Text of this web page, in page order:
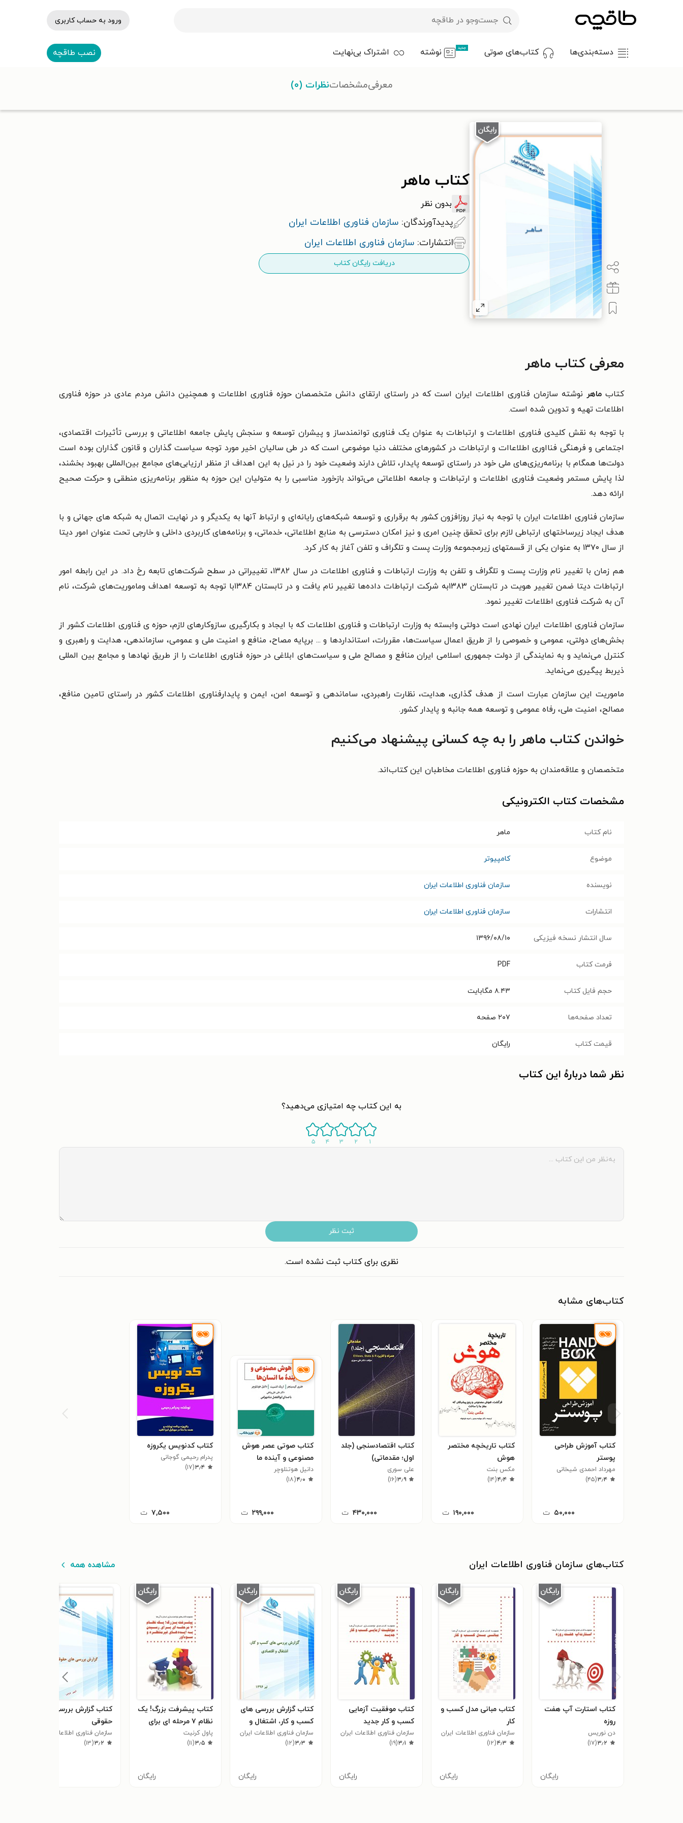
ورود به حساب کاربری
دسته‌بندی‌ها کتاب‌های صوتی جدید نوشته اشتراک بی‌نهایت نصب طاقچه
کتاب ماهر
بدون نظر
پدیدآورندگان: سازمان فناوری اطلاعات ایران
انتشارات: سازمان فناوری اطلاعات ایران
دریافت رایگان کتاب
معرفیمشخصاتنظرات (۰)
معرفی کتاب ماهر
کتابماهر نوشته سازمان فناوری اطلاعات ایران است که در راستای ارتقای دانش متخصصان حوزه فناوری اطلاعات و همچنین دانش مردم عادی در حوزه فناوری
اطلاعات تهیه و تدوین شده است.
با توجه به نقش کلیدی فناوری اطلاعات و ارتباطات به عنوان یک فناوری توانمندساز و پیشران توسعه و سنجش پایش جامعه اطلاعاتی و بررسی تأثیرات اقتصادی،
اجتماعی و فرهنگی فنااوری اطلاعاات و ارتباطات در کشورهای مختلف دنیا موضوعی است که در طی سالیان اخیر مورد توجه سیاست گذاران و قانون گذاران بوده است
دولت‌ها همگام با برنامه‌ریزی‌های ملی خود در راستای توسعه پایدار، تلاش دارند وضعیت خود را در نیل به این اهداف از منظر ارزیابی‌های مجامع بین‌المللی بهبود بخشند،
لذا پایش مستمر وضعیت فناوری اطلاعات و ارتباطات و جامعه اطلاعاتی می‌تواند بازخورد مناسبی را به متولیان این حوزه به منظور برنامه‌ریزی منطقی و حرکت صحیح
ارائه دهد.
سازمان فناوری اطلاعات ایران با توجه به نیاز روزافزون کشور به برقراری و توسعه شبکه‌های رایانه‌ای و ارتباط آنها به یکدیگر و در نهایت اتصال به شبکه های جهانی و با
هدف ایجاد زیرساختهای ارتباطی لازم برای تحقق چنین امری و نیز امکان دسترسی به منابع اطلاعاتی، خدماتی، و برنامه‌های کاربردی داخلی و خارجی تحت عنوان امور دیتا
از سال ۱۳۷۰ به عنوان یکی از قسمتهای زیرمجموعه وزارت پست و تلگراف و تلفن آغاز به کار کرد.
هم زمان با تغییر نام وزارت پست و تلگراف و تلفن به وزارت ارتباطات و فناوری اطلاعات در سال ۱۳۸۲، تغییراتی در سطح شرکت‌های تابعه رخ داد. در این رابطه امور
ارتباطات دیتا ضمن تغییر هویت در تابستان ۱۳۸۳به شرکت ارتباطات داده‌ها تغییر نام یافت و در تابستان ۱۳۸۴با توجه به توسعه اهداف وماموریت‌های شرکت، نام
آن به شرکت فناوری اطلاعات تغییر نمود.
سازمان فناوری اطلاعات ایران نهادی است دولتی وابسته به وزارت ارتباطات و فناوری اطلاعات که با ایجاد و بکارگیری سازوکارهای لازم، حوزه ی فناوری اطلاعات کشور از
بخش‌های دولتی، عمومی و خصوصی را از طریق اعمال سیاست‌ها، مقررات، استانداردها و ... برپایه مصاح، منافع و امنیت ملی و عمومی، سازماندهی، هدایت و راهبری و
کنترل می‌نماید و به نمایندگی از دولت جمهوری اسلامی ایران منافع و مصالح ملی و سیاست‌های ابلاغی در حوزه فناوری اطلاعات را از طریق نهادها و مجامع بین المللی
ذیربط پیگیری می‌نماید.
ماموریت این سازمان عبارت است از هدف گذاری، هدایت، نظارت راهبردی، ساماندهی و توسعه امن، ایمن و پایدارفناوری اطلاعات کشور در راستای تامین منافع،
مصالح، امنیت ملی، رفاه عمومی و توسعه همه جانبه و پایدار کشور.
خواندن کتاب ماهر را به چه کسانی پیشنهاد می‌کنیم
متخصصان و علاقه‌مندان به حوزه فناوری اطلاعات مخاطبان این کتاب‌اند.
مشخصات کتاب الکترونیکی
نام کتاب ماهر
موضوع کامپیوتر
نویسنده سازمان فناوری اطلاعات ایران
انتشارات سازمان فناوری اطلاعات ایران
سال انتشار نسخه فیزیکی ۱۳۹۶/۰۸/۱۰
فرمت کتاب PDF
حجم فایل کتاب ۸.۴۳ مگابایت
تعداد صفحه‌ها ۲۰۷ صفحه
قیمت کتاب رایگان
نظر شما دربارهٔ این کتاب
به این کتاب چه امتیازی می‌دهید؟
۱ ۲ ۳ ۴ ۵
ثبت نظر
نظری برای کتاب ثبت نشده است.
کتاب‌های مشابه
کتاب آموزش طراحی
پوستر
مهرداد احمدی شیخانی
۳٫۴(۴۵)
۵۰,۰۰۰ ت
کتاب تاریخچه مختصر
هوش
مکس بنت
۴٫۴(۱۴)
۱۹۰,۰۰۰ ت
کتاب اقتصادسنجی (جلد
اول؛ مقدماتی)
علی سوری
۳٫۹(۱۶)
۴۳۰,۰۰۰ ت
کتاب صوتی عصر هوش
مصنوعی و آینده ما
انسان ها
دانیل هوتنلوچر
۴٫۰(۱۸)
۲۹۹,۰۰۰ ت
کتاب کدنویس یکروزه
پدرام رحیمی گوجانی
۳٫۴(۱۷)
۷,۵۰۰ ت
کتاب‌های سازمان فناوری اطلاعات ایران مشاهده همه
کتاب استارت آپ هفت
روزه
دن نوریس
۳٫۲(۱۷)
رایگان
کتاب مبانی مدل کسب و
کار
سازمان فناوری اطلاعات ایران
۴٫۳(۱۲)
رایگان
کتاب موفقیت آزمایی
کسب و کار جدید
سازمان فناوری اطلاعات ایران
۳٫۱(۱۹)
رایگان
کتاب گزارش بررسی های
کسب و کار، اشتغال و
اقتصادی
سازمان فناوری اطلاعات ایران
۳٫۳(۱۲)
رایگان
کتاب پیشرفت بزرگ! یک
نظام ۷ مرحله ای برای
رسیدن به ایده های
غیرمنتظره و سودآور
پاول کرنیت
۳٫۵(۱۱)
رایگان
کتاب گزارش بررسی های
حقوقی
سازمان فناوری اطلاعات ایران
۳٫۲(۱۳)